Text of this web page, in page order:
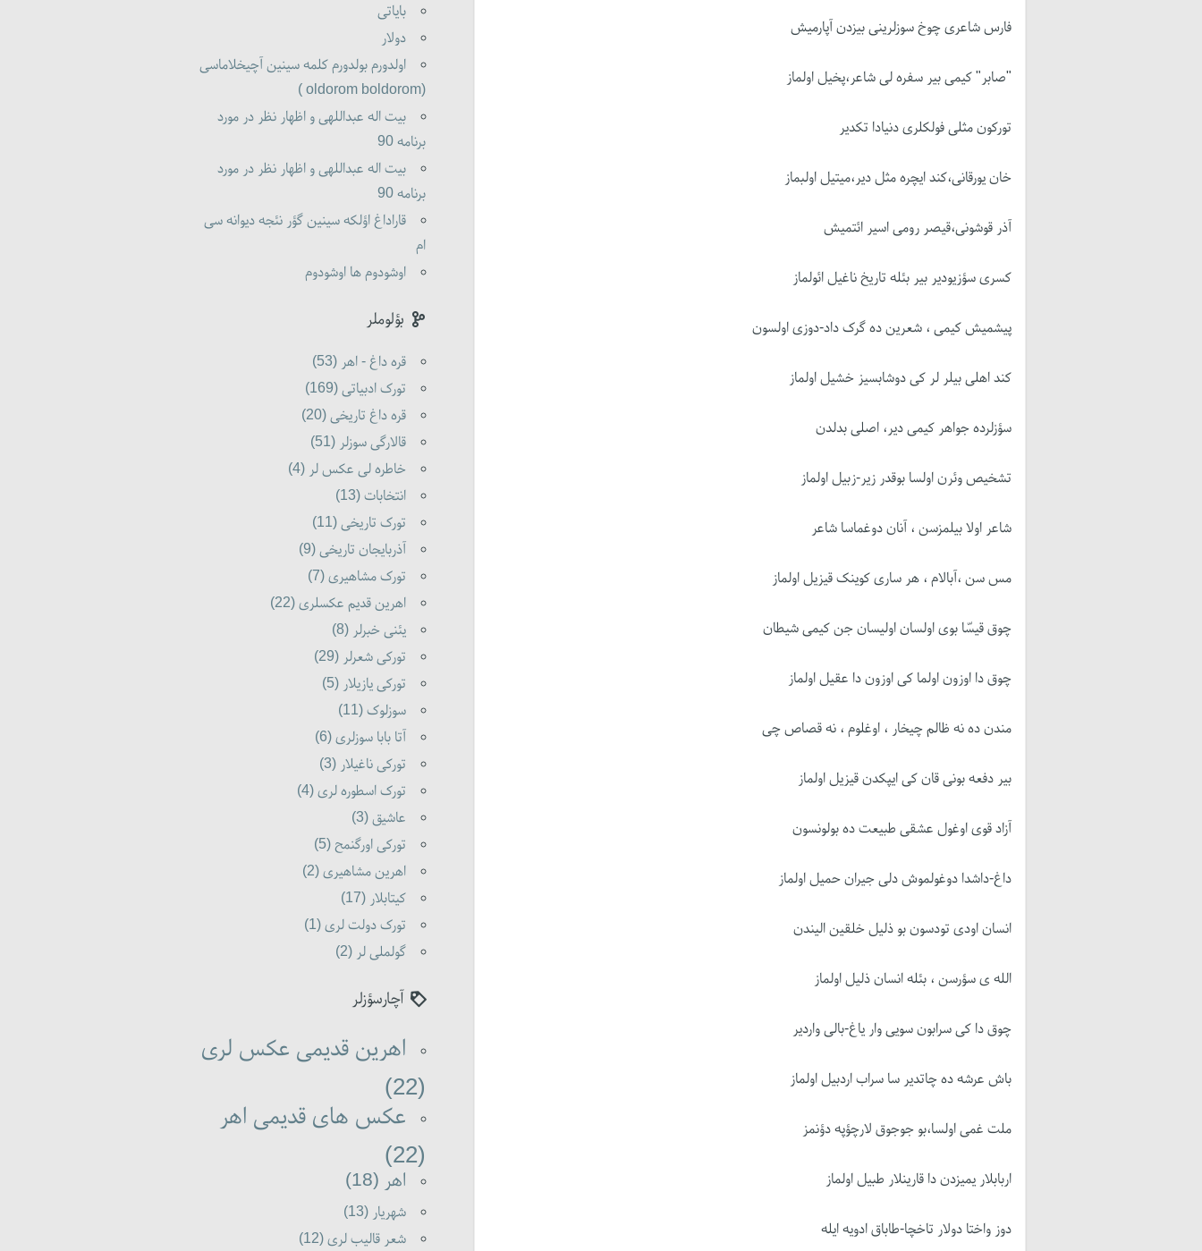
فارس شاعری چوخ سوزلرینی بیزدن آپارمیش
"صابر" کیمی بیر سفره لی شاعر،پخیل اولماز
تورکون مثلی فولکلری دنیادا تکدیر
خان یورقانی،کند ایچره مثل دیر،میتیل اولبماز
آذر قوشونی،قیصر رومی اسیر ائتمیش
کسری سؤزیودیر بیر بئله تاریخ ناغیل ائولماز
پیشمیش کیمی ، شعرین ده گرک داد-دوزی اولسون
کند اهلی بیلر لر کی دوشابسیز خشیل اولماز
سؤزلرده جواهر کیمی دیر، اصلی بدلدن
تشخیص وئرن اولسا بوقدر زیر-زبیل اولماز
شاعر اولا بیلمزسن ، آنان دوغماسا شاعر
مس سن ،آبالام ، هر ساری کوینک قیزیل اولماز
چوق قیسّا بوی اولسان اولیسان جن کیمی شیطان
چوق دا اوزون اولما کی اوزون دا عقیل اولماز
مندن ده نه ظالم چیخار ، اوغلوم ، نه قصاص چی
بیر دفعه بونی قان کی ایپکدن قیزیل اولماز
آزاد قوی اوغول عشقی طبیعت ده بولونسون
داغ-داشدا دوغولموش دلی جیران حمیل اولماز
انسان اودی تودسون بو ذلیل خلقین الیندن
الله ی سؤرسن ، بئله انسان ذلیل اولماز
چوق دا کی سرابون سویی وار یاغ-بالی واردیر
باش عرشه ده چاتدیر سا سراب اردبیل اولماز
ملت غمی اولسا،بو جوجوق لارچؤپه دؤنمز
اربابلار یمیزدن دا قارینلار طبیل اولماز
دوز واختا دولار تاخچا-طاباق ادویه ایله
بایاتی
دولار
اولدورم بولدورم کلمه سینین آچیخلاماسی
(oldorom boldorom )
بیت اله عبداللهی و اظهار نظر در مورد
برنامه 90
بیت اله عبداللهی و اظهار نظر در مورد
برنامه 90
قاراداغ اؤلکه سینین گؤر نئجه دیوانه سی
ام
اوشودوم ها اوشودوم
بؤلوملر
قره داغ - اهر (53)
تورک ادبیاتی (169)
قره داغ تاریخی (20)
قالارگی سوزلر (51)
خاطره لی عکس لر (4)
انتخابات (13)
تورک تاریخی (11)
آذربایجان تاریخی (9)
تورک مشاهیری (7)
اهرین قدیم عکسلری (22)
یئنی خبرلر (8)
تورکی شعرلر (29)
تورکی یازیلار (5)
سوزلوک (11)
آتا بابا سوزلری (6)
تورکی ناغیلار (3)
تورک اسطوره لری (4)
عاشیق (3)
تورکی اورگنمح (5)
اهرین مشاهیری (2)
کیتابلار (17)
تورک دولت لری (1)
گولملی لر (2)
آچارسؤزلر
اهرین قدیمی عکس لری
(22)
عکس های قدیمی اهر
(22)
اهر (18)
شهریار (13)
شعر قالیب لری (12)